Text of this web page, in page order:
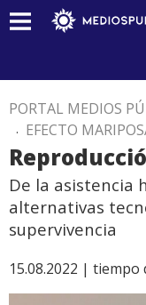
PORTAL MEDIOS
. EFECTO
De la asistencia
alternativas
supervivencia
15.08.2022 | tiempo